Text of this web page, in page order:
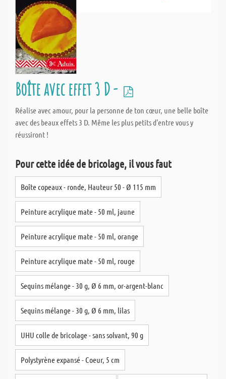
Boîte avec effet 3 D -
Réalise avec amour, pour la personne de ton cœur, une belle boîte
avec des beaux effets 3 D. Même les plus petits d'entre vous y
réussiront !
Pour cette idée de bricolage, il vous faut
Boîte copeaux - ronde, Hauteur 50 - Ø 115 mm
Peinture acrylique mate - 50 ml, jaune
Peinture acrylique mate - 50 ml, orange
Peinture acrylique mate - 50 ml, rouge
Sequins mélange - 30 g, Ø 6 mm, or-argent-blanc
Sequins mélange - 30 g, Ø 6 mm, lilas
UHU colle de bricolage - sans solvant, 90 g
Polystyrène expansé - Coeur, 5 cm